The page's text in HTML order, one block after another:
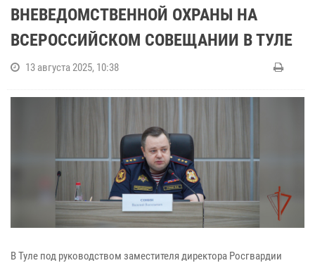
ВНЕВЕДОМСТВЕННОЙ ОХРАНЫ НА
ВСЕРОССИЙСКОМ СОВЕЩАНИИ В ТУЛЕ
13 августа 2025, 10:38
В Туле под руководством заместителя директора Росгвардии